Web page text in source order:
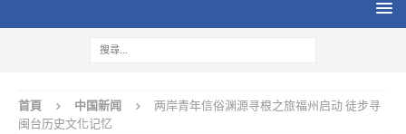
首頁 中国新闻
两岸青年信俗渊源寻根之旅福州启动 徒步寻
闽台历史文化记忆